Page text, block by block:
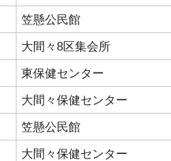
笠懸公民館
大間々8区集会所
東保健センター
大間々保健センター
笠懸公民館
大間々保健センター